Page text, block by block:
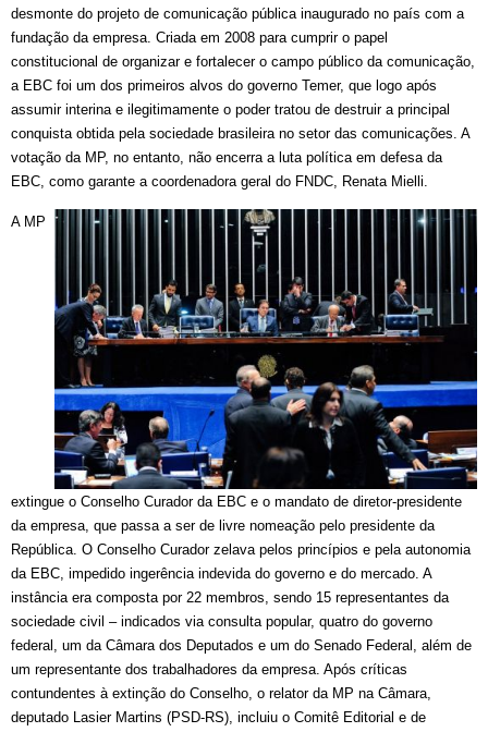
desmonte do projeto de comunicação pública inaugurado no país com a
fundação da empresa. Criada em 2008 para cumprir o papel
constitucional de organizar e fortalecer o campo público da comunicação,
a EBC foi um dos primeiros alvos do governo Temer, que logo após
assumir interina e ilegitimamente o poder tratou de destruir a principal
conquista obtida pela sociedade brasileira no setor das comunicações. A
votação da MP, no entanto, não encerra a luta política em defesa da
EBC, como garante a coordenadora geral do FNDC, Renata Mielli.
A MP
extingue o Conselho Curador da EBC e o mandato de diretor-presidente
da empresa, que passa a ser de livre nomeação pelo presidente da
República. O Conselho Curador zelava pelos princípios e pela autonomia
da EBC, impedido ingerência indevida do governo e do mercado. A
instância era composta por 22 membros, sendo 15 representantes da
sociedade civil – indicados via consulta popular, quatro do governo
federal, um da Câmara dos Deputados e um do Senado Federal, além de
um representante dos trabalhadores da empresa. Após críticas
contundentes à extinção do Conselho, o relator da MP na Câmara,
deputado Lasier Martins (PSD-RS), incluiu o Comitê Editorial e de